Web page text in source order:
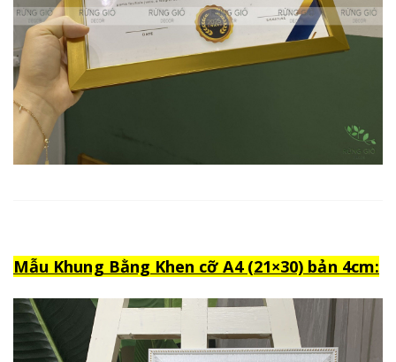
Mẫu Khung Bằng Khen cỡ A4 (21×30) bản 4cm: